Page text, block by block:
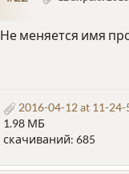
Не меняется имя
2016-04-12 at 11-
1.98 МБ
скачиваний: 685